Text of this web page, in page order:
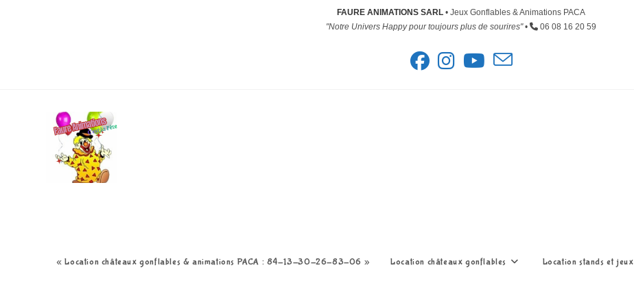
FAURE ANIMATIONS SARL • Jeux Gonflables & Animations PACA
"Notre Univers Happy pour toujours plus de sourires"• 06 08 16 20 59
« Location châteaux gonflables & animations PACA : 84-13-30-26-83-06 » Location châteaux gonflables Location stands et jeux